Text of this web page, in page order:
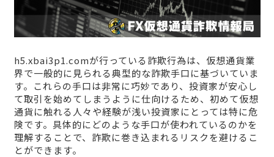
h5.xbai3p1.comが行っている詐欺行為は、仮想通貨業
界で一般的に見られる典型的な詐欺手口に基づいていま
す。これらの手口は非常に巧妙であり、投資家が安心し
て取引を始めてしまうように仕向けるため、初めて仮想
通貨に触れる人々や経験が浅い投資家にとっては特に危
険です。具体的にどのような手口が使われているのかを
理解することで、詐欺に巻き込まれるリスクを避けるこ
とができます。